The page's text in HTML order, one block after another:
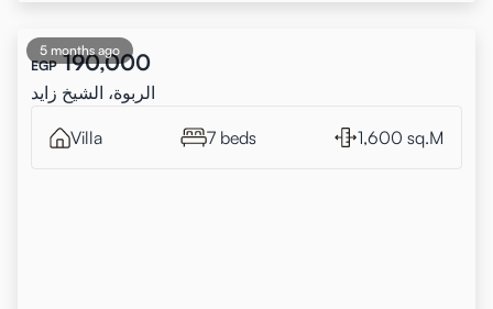
5 months ago
EGP 190,000
الربوة، الشيخ زايد
Villa 7 beds 1,600 sq.M